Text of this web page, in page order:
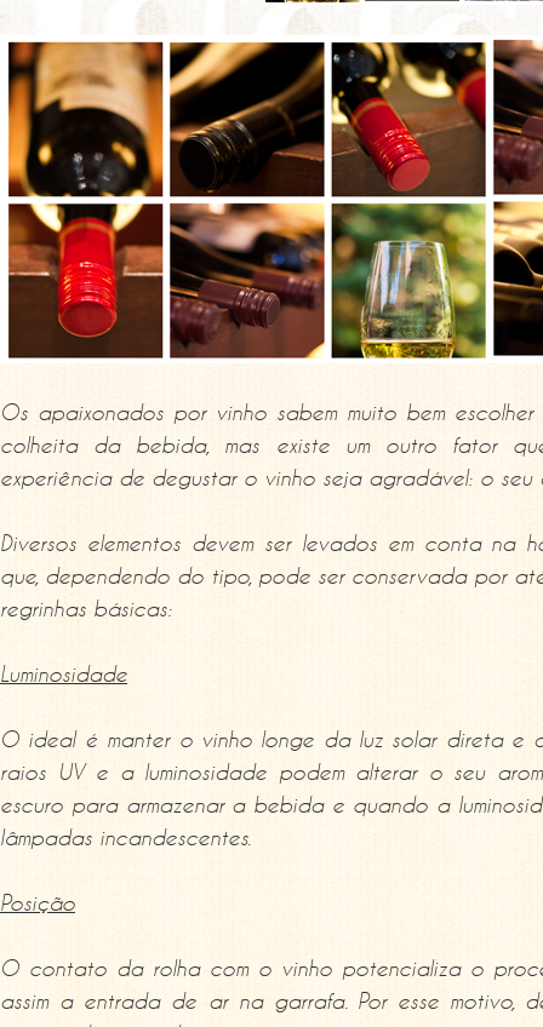
Os apaixonados por vinho sabem muito bem
colheita da bebida, mas existe um outro fator
experiência de degustar o vinho seja agradável: o seu
Diversos elementos devem ser levados em conta na
que, dependendo do tipo, pode ser conservada por
regrinhas básicas:
Luminosidade
O ideal é manter o vinho longe da luz solar direta e
raios UV e a luminosidade podem alterar o seu
escuro para armazenar a bebida e quando a
lâmpadas incandescentes.
Posição
O contato da rolha com o vinho potencializa o
assim a entrada de ar na garrafa. Por esse motivo,